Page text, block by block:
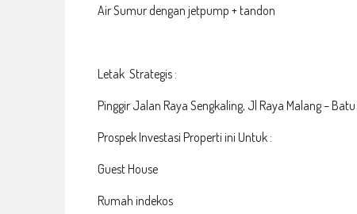
Air Sumur dengan jetpump + tandon
Letak Strategis :
Pinggir Jalan Raya Sengkaling, Jl Raya Malang –
Prospek Investasi Properti ini Untuk :
Guest House
Rumah indekos